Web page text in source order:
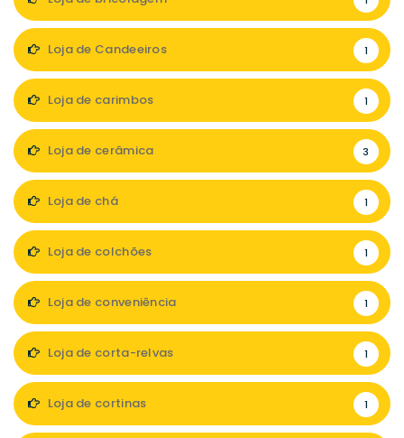
Loja de Candeeiros 1
Loja de carimbos 1
Loja de cerâmica 3
Loja de chá 1
Loja de colchões 1
Loja de conveniência 1
Loja de corta-relvas 1
Loja de cortinas 1